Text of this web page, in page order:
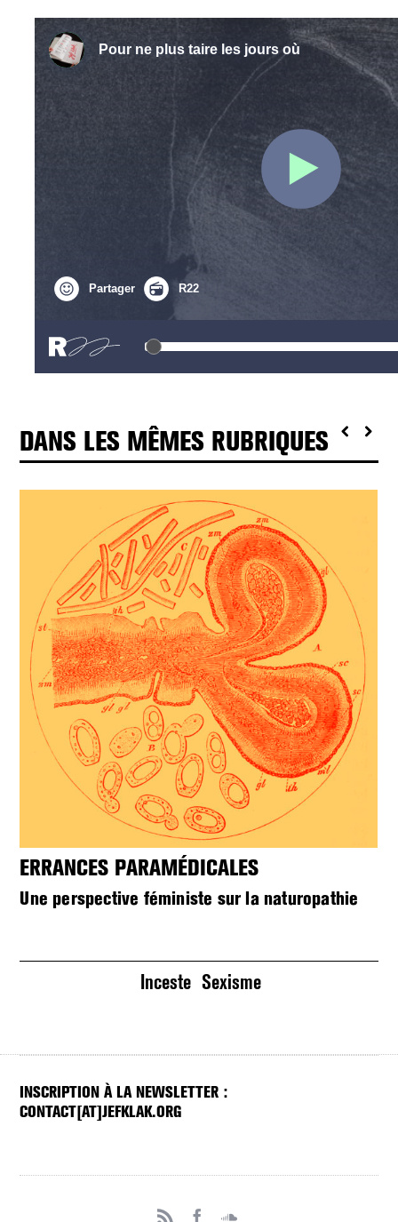
DANS LES MÊMES RUBRIQUES
ERRANCES PARAMÉDICALES
Une perspective féministe sur la naturopathie
Inceste Sexisme
INSCRIPTION À LA NEWSLETTER :
CONTACT[AT]JEFKLAK.ORG